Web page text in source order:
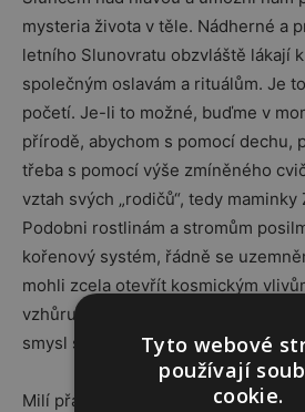
mysteria života v těle. Nádherné a
letního Slunovratu obzvláště lákají
společným oslavám a rituálům. Je
početí. Je-li to možné, buďme v
přírodě, abychom s pomocí dechu,
třeba s pomocí výše zmíněného
vztah svých „rodičů“, tedy maminky
Podobni rostlinám a stromům
kořenový systém, řádně se
mohli zcela otevřít kosmickým
vzhůru, rozvíjet se a poznávat svou
smysl své existence…
Milí přátelé, přeji opravdu hluboké
Tyto webové
používají
cookie.